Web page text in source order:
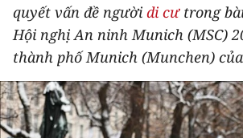
PHÁP LUẬT
DU LỊCH
THẾ GIỚI
THỂ THAO
quyết vấn đề người di cư trong
Hội nghị An ninh Munich (MSC)
thành phố Munich (Munchen)